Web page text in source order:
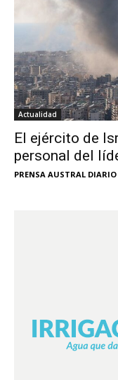
Actualidad
El ejército de
personal del
PRENSA AUSTRAL DIARIO